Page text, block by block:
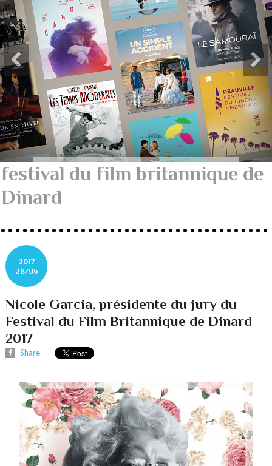
festival du film britannique de
Dinard
2017
28/06
Nicole Garcia, présidente du jury du
Festival du Film Britannique de Dinard
2017
Share